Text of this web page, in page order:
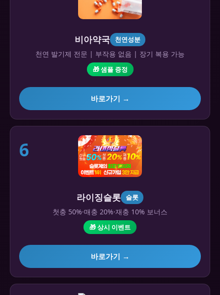
비아약국 천연성분
천연 발기제 전문 | 부작용 없음 | 장기 복용 가능
🎁 샘플 증정
바로가기 →
6
라이징슬롯 슬롯
첫충 50%·매충 20%·재충 10% 보너스
🎁 상시 이벤트
바로가기 →